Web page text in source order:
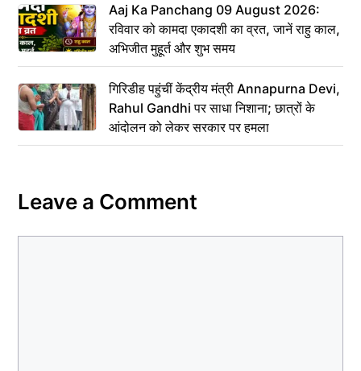
Aaj Ka Panchang 09 August 2026:
रविवार को कामदा एकादशी का व्रत, जानें राहु काल,
अभिजीत मुहूर्त और शुभ समय
गिरिडीह पहुंचीं केंद्रीय मंत्री Annapurna Devi,
Rahul Gandhi पर साधा निशाना; छात्रों के
आंदोलन को लेकर सरकार पर हमला
Leave a Comment